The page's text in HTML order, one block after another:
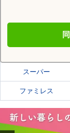
土岐市の施設一
スーパー
ファミレス